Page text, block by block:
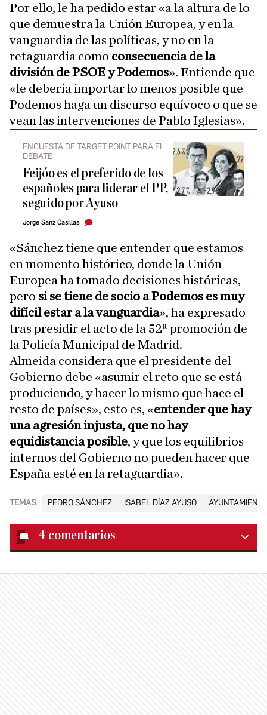
Por ello, le ha pedido estar «a la altura de lo
que demuestra la Unión Europea, y en la
vanguardia de las políticas, y no en la
retaguardia como consecuencia de la
división de PSOE y Podemos». Entiende que
«le debería importar lo menos posible que
Podemos haga un discurso equívoco o que se
vean las intervenciones de Pablo Iglesias».
ENCUESTA DE TARGET POINT PARA EL
DEBATE
Feijóo es el preferido de los
españoles para liderar el PP,
seguido por Ayuso
Jorge Sanz Casillas
«Sánchez tiene que entender que estamos
en momento histórico, donde la Unión
Europea ha tomado decisiones históricas,
pero si se tiene de socio a Podemos es muy
difícil estar a la vanguardia», ha expresado
tras presidir el acto de la 52ª promoción de
la Policía Municipal de Madrid.
Almeida considera que el presidente del
Gobierno debe «asumir el reto que se está
produciendo, y hacer lo mismo que hace el
resto de países», esto es, «entender que hay
una agresión injusta, que no hay
equidistancia posible, y que los equilibrios
internos del Gobierno no pueden hacer que
España esté en la retaguardia».
TEMAS PEDRO SÁNCHEZ ISABEL DÍAZ AYUSO
4 comentarios